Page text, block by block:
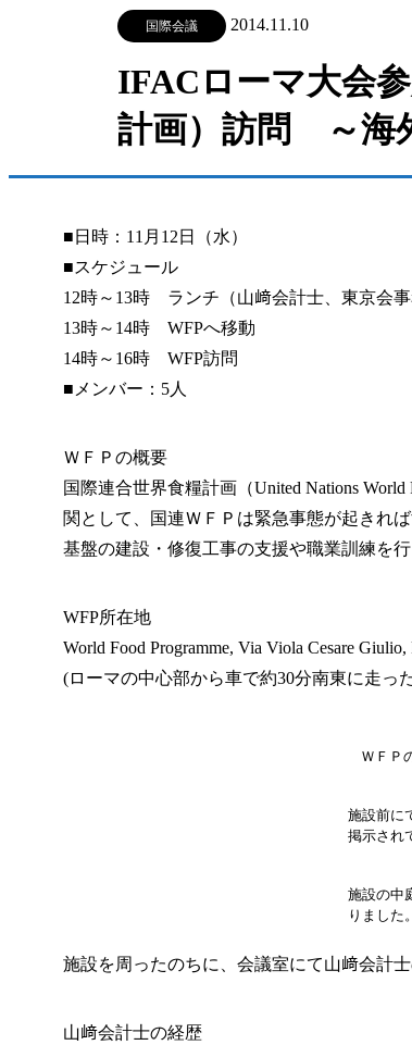
国際会議 2014.11.10
IFACローマ大会
計画）訪問 ～海
■日時：11月12日（水）
■スケジュール
12時～13時 ランチ（山﨑会計士、東京会事
13時～14時 WFPへ移動
14時～16時 WFP訪問
■メンバー：5人
ＷＦＰの概要
国際連合世界食糧計画（United Nations
関として、国連ＷＦＰは緊急事態が起きれ
基盤の建設・修復工事の支援や職業訓練を
WFP所在地
World Food Programme, Via Viola Cesare
(ローマの中心部から車で約30分南東に走っ
ＷＦＰ
施設前に
掲示され
施設の中
りました。
施設を周ったのちに、会議室にて山﨑会計
山﨑会計士の経歴